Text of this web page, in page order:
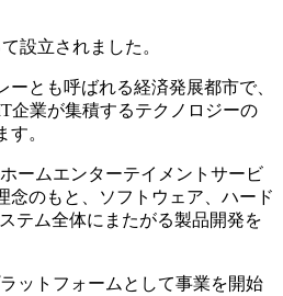
設立されました。
とも呼ばれる経済発展都市で、
企業が集積するテクノロジーの
。
ームエンターテイメントサービ
念のもと、ソフトウェア、ハード
テム全体にまたがる製品開発を
ットフォームとして事業を開始